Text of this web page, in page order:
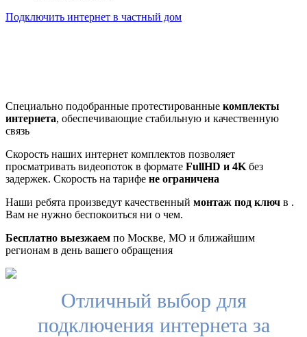
Подключить интернет в частный дом
Специально подобранные протестированные комплекты
интернета, обеспечивающие стабильную и качественную
связь
Скорость наших интернет комплектов позволяет
просматривать видеопоток в формате FullHD и 4K без
задержек. Скорость на тарифе не ограничена
Наши ребята произведут качественный монтаж под ключ в .
Вам не нужно беспокоиться ни о чем.
Бесплатно выезжаем по Москве, МО и ближайшим
регионам в день вашего обращения
Отличный выбор для
подключения интернета за